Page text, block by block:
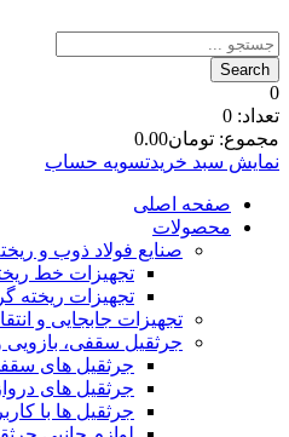
0
تعداد: 0
مجموع: تومان0.00
نمایش سبد خریدتسویه حساب
صفحه اصلی
محصولات
صنایع فولاد ذوب و
تجهیزات خط
تجهیزات ریخته
تجهیزات جابجایی و
جرثقیل سقفی، بازویی
جرثقیل های
جرثقیل های
جرثقیل ها با